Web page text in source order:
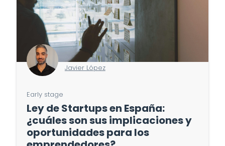
Javier López
Early stage
Ley de Startups en España:
¿cuáles son sus implicaciones y
oportunidades para los